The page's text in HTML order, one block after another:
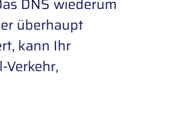
überhaupt
kann Ihr